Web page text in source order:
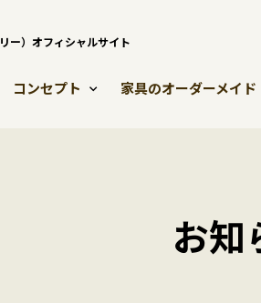
ー）オフィシャルサイト
コンセプト 家具のオーダーメイド
お知